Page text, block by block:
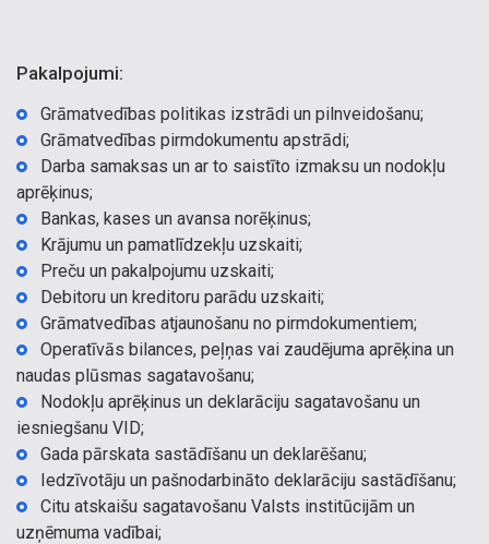
Pakalpojumi:
Grāmatvedības politikas izstrādi un pilnveidošanu;
Grāmatvedības pirmdokumentu apstrādi;
Darba samaksas un ar to saistīto izmaksu un nodokļu
aprēķinus;
Bankas, kases un avansa norēķinus;
Krājumu un pamatlīdzekļu uzskaiti;
Preču un pakalpojumu uzskaiti;
Debitoru un kreditoru parādu uzskaiti;
Grāmatvedības atjaunošanu no pirmdokumentiem;
Operatīvās bilances, peļņas vai zaudējuma aprēķina un
naudas plūsmas sagatavošanu;
Nodokļu aprēķinus un deklarāciju sagatavošanu un
iesniegšanu VID;
Gada pārskata sastādīšanu un deklarēšanu;
Iedzīvotāju un pašnodarbināto deklarāciju sastādīšanu;
Citu atskaišu sagatavošanu Valsts institūcijām un
uzņēmuma vadībai;